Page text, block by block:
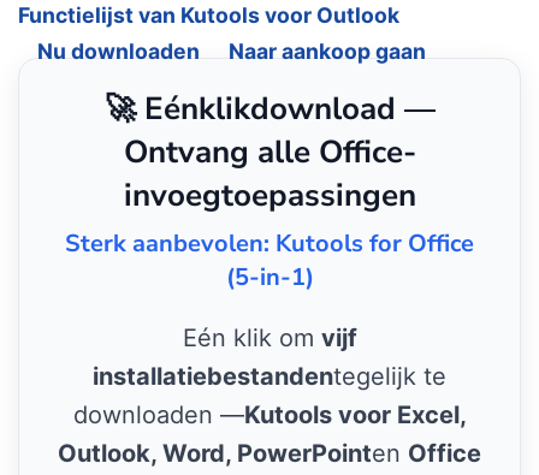
Functielijst van Kutools voor Outlook
Nu downloaden
Naar aankoop gaan
🚀 Eénklikdownload —
Ontvang alle Office-
invoegtoepassingen
Sterk aanbevolen: Kutools for Office
(5-in-1)
Eén klik om vijf
installatiebestandentegelijk te
downloaden —Kutools voor Excel,
Outlook, Word, PowerPointen Office